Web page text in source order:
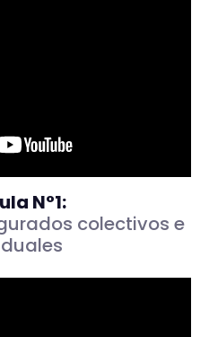
N°1:
colectivos e